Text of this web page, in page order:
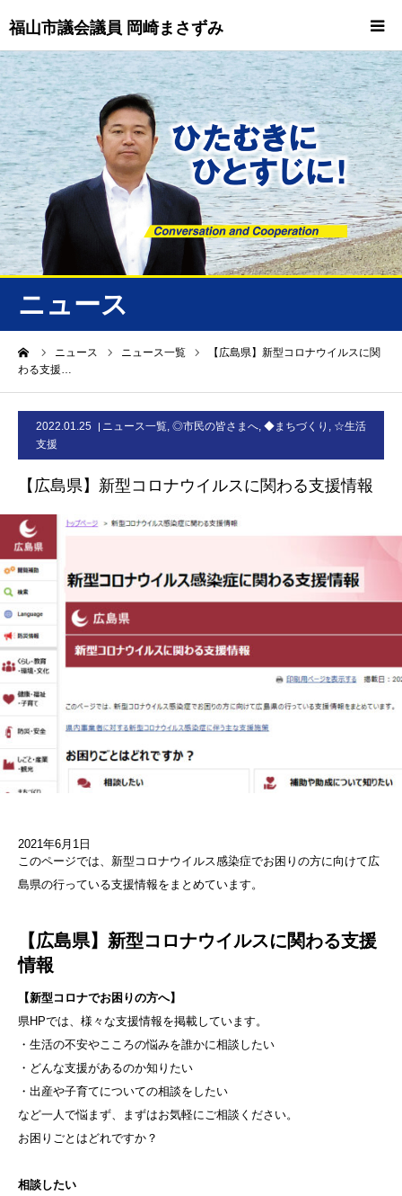
福山市議会議員 岡崎まさずみ
ニュース
ニュース ニュース一覧
【広島県】新型コロナウイルスに関
わる支援…
2022.01.25 ニュース一覧, ◎市民の皆さまへ, ◆まちづくり , ☆生活
支援
【広島県】新型コロナウイルスに関わる支援情報
2021年6月1日
このページでは、新型コロナウイルス感染症でお困りの方に向けて広
島県の行っている支援情報をまとめています。
【広島県】新型コロナウイルスに関わる支援
情報
【新型コロナでお困りの方へ】
県HPでは、様々な支援情報を掲載しています。
・生活の不安やこころの悩みを誰かに相談したい
・どんな支援があるのか知りたい
・出産や子育てについての相談をしたい
など一人で悩まず、まずはお気軽にご相談ください。
お困りごとはどれですか？
相談したい
HOME
重要情報
プロフィール
ニュース/トピックス
ニュース
お問合せ